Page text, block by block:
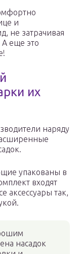
и
не затрачивая
еще это
их
наряду
упакованы в
входят
аксессуары так,
насадок